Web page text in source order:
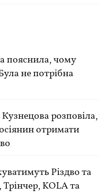
пояснила, чому
не потрібна
розповіла,
отримати
Різдво та
KOLA та